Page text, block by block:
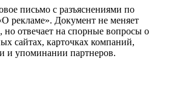
письмо с разъяснениями по
рекламе». Документ не меняет
но отвечает на спорные вопросы о
сайтах, карточках компаний,
и упоминании партнеров.